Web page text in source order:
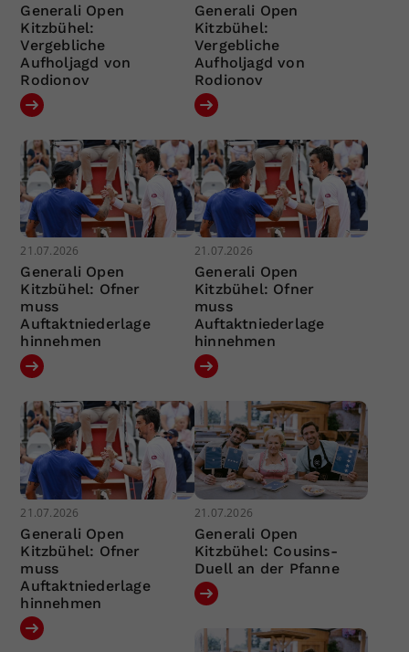
Generali Open
Kitzbühel:
Vergebliche
Aufholjagd von
Rodionov
Generali Open
Kitzbühel:
Vergebliche
Aufholjagd von
Rodionov
21.07.2026
Generali Open
Kitzbühel: Ofner
muss
Auftaktniederlage
hinnehmen
21.07.2026
Generali Open
Kitzbühel: Ofner
muss
Auftaktniederlage
hinnehmen
21.07.2026
Generali Open
Kitzbühel: Ofner
muss
Auftaktniederlage
hinnehmen
21.07.2026
Generali Open
Kitzbühel: Cousins-
Duell an der Pfanne